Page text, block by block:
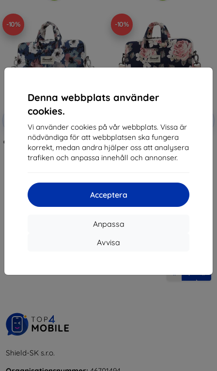
Denna webbplats använder
cookies.
Vi använder cookies på vår webbplats. Vissa är
nödvändiga för att webbplatsen ska fungera
korrekt, medan andra hjälper oss att analysera
trafiken och anpassa innehåll och annonser.
Acceptera
Anpassa
Avvisa
-10%
Rabatt
kupong
Canvaslife - portfölj till MacBook
Pro 15 blå camellia
369 kr
I lager > 5 st
-10%
kupong
Canvaslife - datorväska för
MacBook Pro 15 navy rose
(5906735410051)
369 kr
« 1 »
Shield-SK s.r.o.